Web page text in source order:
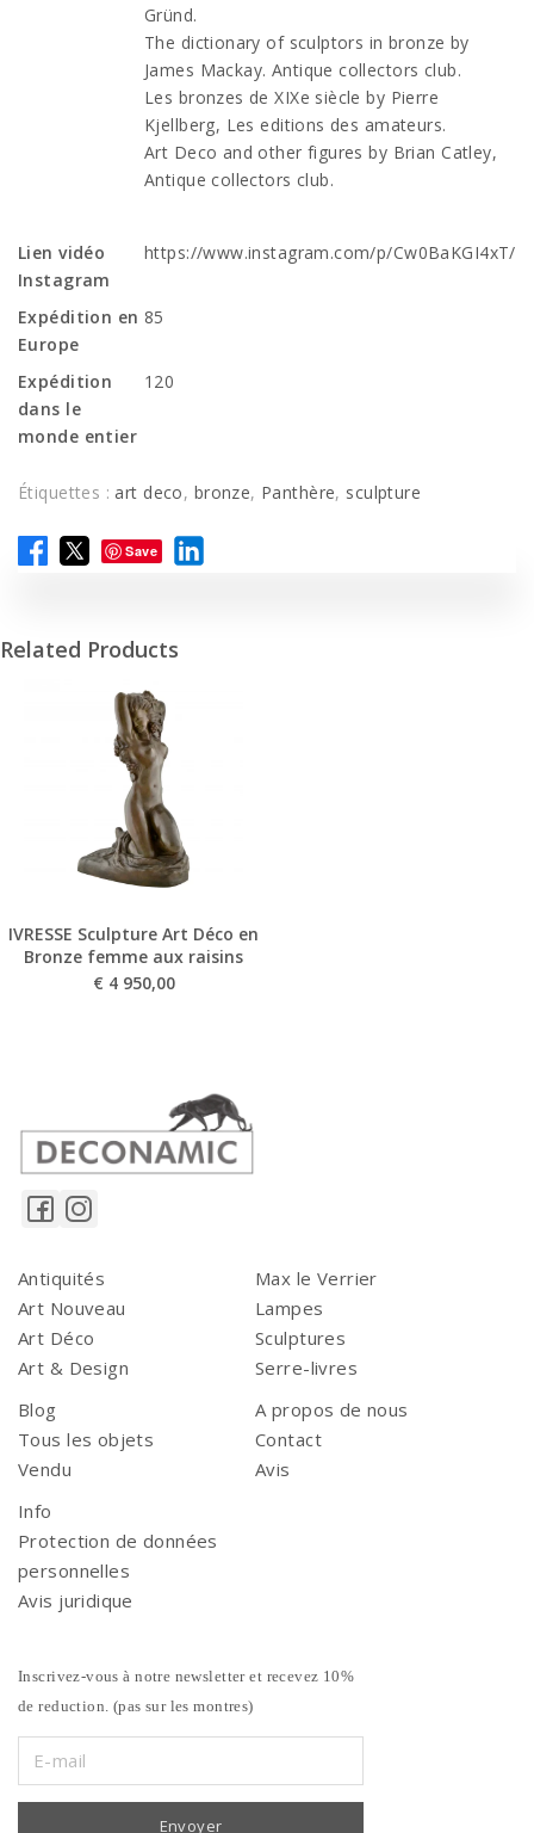
Gründ.
The dictionary of sculptors in bronze by
James Mackay. Antique collectors club.
Les bronzes de XIXe siècle by Pierre
Kjellberg, Les editions des amateurs.
Art Deco and other figures by Brian Catley,
Antique collectors club.
Lien vidéo
Instagram
https://www.instagram.com/p/Cw0BaKGI4xT/
Expédition en
Europe
85
Expédition
dans le
monde entier
120
Étiquettes : art deco, bronze, Panthère, sculpture
Save
Related Products
IVRESSE Sculpture Art Déco en
Bronze femme aux raisins
€ 4 950,00
Antiquités
Art Nouveau
Art Déco
Art & Design
Max le Verrier
Lampes
Sculptures
Serre-livres
Blog
Tous les objets
Vendu
A propos de nous
Contact
Avis
Info
Protection de données
personnelles
Avis juridique
Inscrivez-vous à notre newsletter et recevez 10%
de reduction. (pas sur les montres)